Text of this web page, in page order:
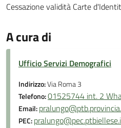
Cessazione validità Carte
A cura di
Ufficio Servizi Demografici
Indirizzo:Via Roma 3
Telefono:01525744 int. 2
Email:
PEC: